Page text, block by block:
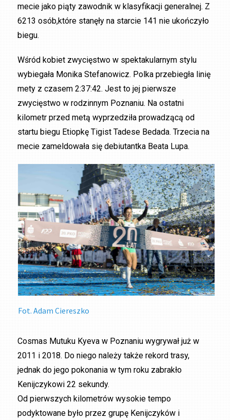
mecie jako piąty zawodnik w klasyfikacji generalnej. Z
6213 osób,które stanęły na starcie 141 nie ukończyło
biegu.
Wśród kobiet zwycięstwo w spektakularnym stylu
wybiegała Monika Stefanowicz. Polka przebiegła linię
mety z czasem 2:37:42. Jest to jej pierwsze
zwycięstwo w rodzinnym Poznaniu. Na ostatni
kilometr przed metą wyprzedziła prowadzącą od
startu biegu Etiopkę Tigist Tadese Bedada. Trzecia na
mecie zameldowała się debiutantka Beata Lupa.
Fot. Adam Ciereszko
Cosmas Mutuku Kyeva w Poznaniu wygrywał już w
2011 i 2018. Do niego należy także rekord trasy,
jednak do jego pokonania w tym roku zabrakło
Kenijczykowi 22 sekundy.
Od pierwszych kilometrów wysokie tempo
podyktowane było przez grupę Kenijczyków i